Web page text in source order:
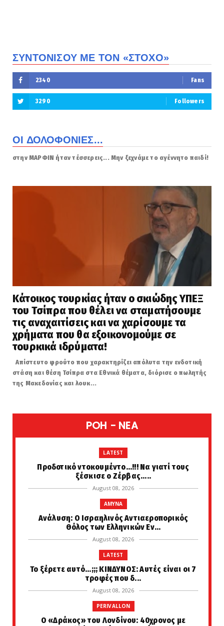
ΣΥΝΤΟΝΙΣΟΥ ΜΕ ΤΟΝ «ΣΤΟΧΟ»
2340 Fans
3290 Followers
ΟΙ ΔΟΛΟΦΟΝΙΕΣ...
στην ΜΑΡΦΙΝ ήταν τέσσερεις... Μην ξεχνάμε το αγέννητο παιδί!
Κάτοικος τουρκίας ήταν ο σκιώδης ΥΠΕΞ
του Τσίπρα που θέλει να σταματήσουμε
τις αναχαιτίσεις και να χαρίσουμε τα
χρήματα που θα εξοικονομούμε σε
τουρκικά ιδρύματα!
Απίστευτο φρούτο που χαρακτηρίζει απόλυτα την ενδοτική
στάση και θέση Τσίπρα στα Εθνικά θέματα, διόρισε ο πωλητής
της Μακεδονίας και λουκ...
POH - NEA
LATEST
Προδοτικό ντοκουμέντο...!!! Να γιατί τους
ξέσκισε ο Ζέρβας.....
August 08, 2026
AMYNA
Ανάλυση: Ο Ισραηλινός Αντιαεροπορικός
Θόλος των Ελληνικών Εν...
August 08, 2026
LATEST
Το ξέρετε αυτό...;;; ΚΙΝΔΥΝΟΣ: Αυτές είναι οι 7
τροφές που δ...
August 08, 2026
PERIVALLON
Ο «Δράκος» του Λονδίνου: 40χρονος με